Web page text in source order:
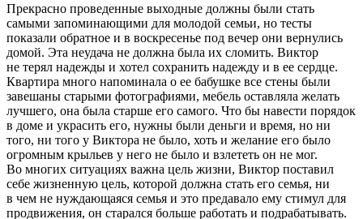
Прекрасно проведенные выходные должны были стать
самыми запоминающими для молодой семьи, но тесты
показали обратное и в воскресенье под вечер они вернулись
домой. Эта неудача не должна была их сломить. Виктор
не терял надежды и хотел сохранить надежду и в ее сердце.
Квартира много напоминала о ее бабушке все стены были
завешаны старыми фотографиями, мебель оставляла желать
лучшего, она была старше его самого. Что бы навести порядок
в доме и украсить его, нужны были деньги и время, но ни
того, ни того у Виктора не было, хоть и желание его было
огромным крыльев у него не было и взлететь он не мог.
Во многих ситуациях важна цель жизни, Виктор поставил
себе жизненную цель, которой должна стать его семья, ни
в чем не нуждающаяся семья и это предавало ему стимул для
продвижения, он старался больше работать и подрабатывать.